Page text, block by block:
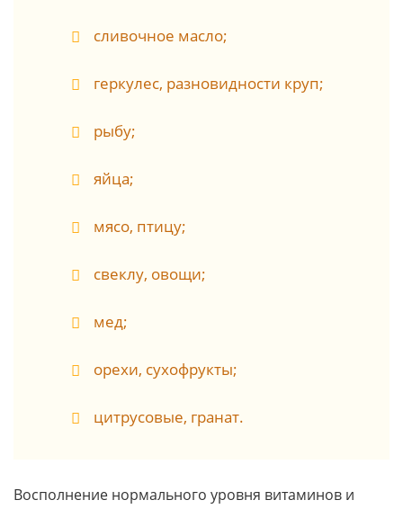
сливочное масло;
геркулес, разновидности круп;
рыбу;
яйца;
мясо, птицу;
свеклу, овощи;
мед;
орехи, сухофрукты;
цитрусовые, гранат.
Восполнение нормального уровня витаминов и